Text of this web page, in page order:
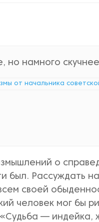
но намного
от начальника
о
был. Рассуждать
своей
человек мог бы
— индейка,